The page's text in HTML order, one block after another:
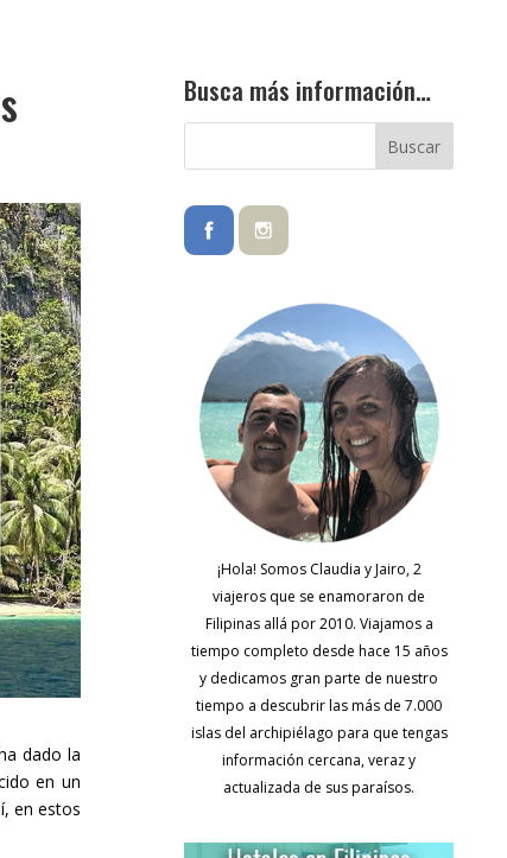
dado la
en un
en estos
Busca más información…
¡Hola! Somos Claudia y Jairo, 2
viajeros que se enamoraron de
Filipinas allá por 2010. Viajamos a
tiempo completo desde hace 15 años
y dedicamos gran parte de nuestro
tiempo a descubrir las más de 7.000
islas del archipiélago para que tengas
información cercana, veraz y
actualizada de sus paraísos.